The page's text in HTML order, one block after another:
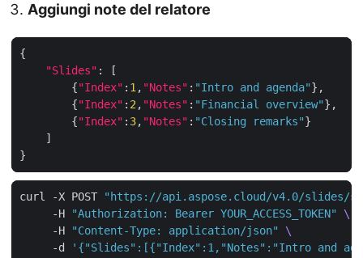
Aggiungi note del relatore
"Slides"
        {
"Index" : 1 , "Notes" : "Intro and agenda"
        {
"Index" : 2 , "Notes" : "Financial overview"
        {
"Index" : 3, "Notes" : "Closing remarks"
curl -X POST
"https://api.aspose.cloud/v4.0/slides/
     -H
"Authorization: Bearer YOUR_ACCESS_TOKEN"
     -H
"Content-Type: application/json"
     -d
'{"Slides":[{"Index":1,"Notes":"Intro and